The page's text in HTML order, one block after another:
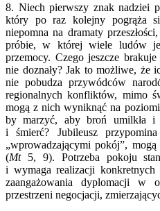
8. Niech pierwszy znak nadziei
który po raz kolejny pogrąża
niepomna na dramaty
próbie, w której wiele ludów
przemocy. Czego jeszcze
nie doznały? Jak to możliwe, że
nie pobudza przywódców
regionalnych konfliktów, mimo
mogą z nich wyniknąć na
by marzyć, aby broń umilkła i
i śmierć? Jubileusz
„wprowadzającymi pokój”,
(Mt5, 9). Potrzeba pokoju
i wymaga realizacji
zaangażowania dyplomacji w
przestrzeni negocjacji,